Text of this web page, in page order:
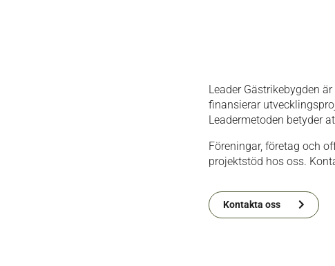
Leader Gästrikebygden
finansierar
Leadermetoden betyder
Föreningar, företag och
projektstöd hos oss.
Kontakta oss